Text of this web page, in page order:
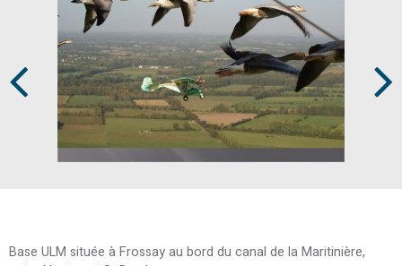
Base ULM située à Frossay au bord du canal de la Maritinière,